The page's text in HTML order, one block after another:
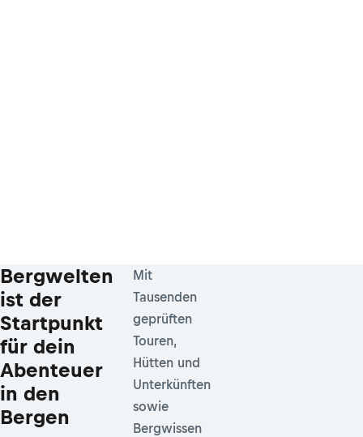
Bergwelten
ist der
Startpunkt
für dein
Abenteuer
in den
Bergen
Mit
Tausenden
geprüften
Touren,
Hütten und
Unterkünften
sowie
Bergwissen